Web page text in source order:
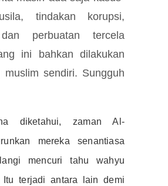
tindakan korupsi,
perbuatan tercela
ini bahkan dilakukan
muslim sendiri. Sungguh
diketahui, zaman Al-
mereka senantiasa
mencuri tahu wahyu
Itu terjadi antara lain demi